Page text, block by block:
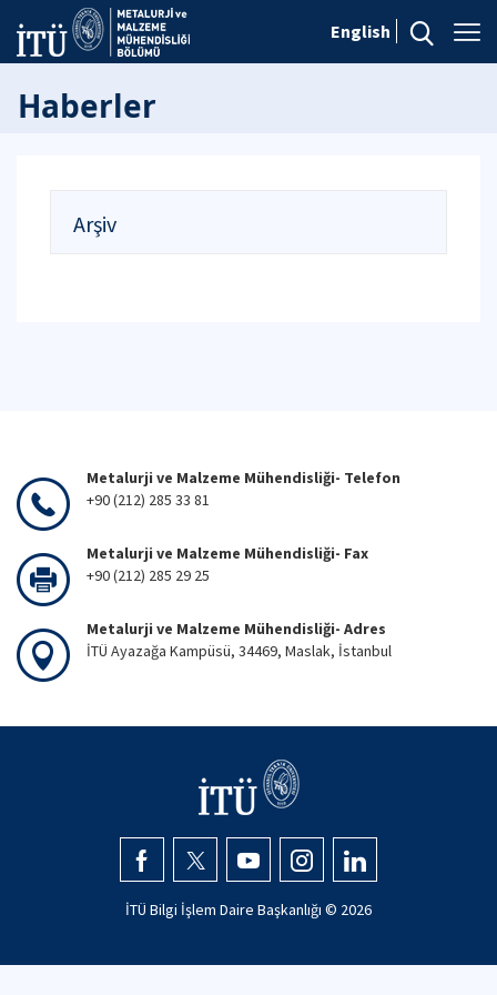
English
Haberler
Arşiv
Metalurji ve Malzeme Mühendisliği- Telefon
+90 (212) 285 33 81
Metalurji ve Malzeme Mühendisliği- Fax
+90 (212) 285 29 25
Metalurji ve Malzeme Mühendisliği- Adres
İTÜ Ayazağa Kampüsü, 34469, Maslak, İstanbul
İTÜ Bilgi İşlem Daire Başkanlığı © 2026